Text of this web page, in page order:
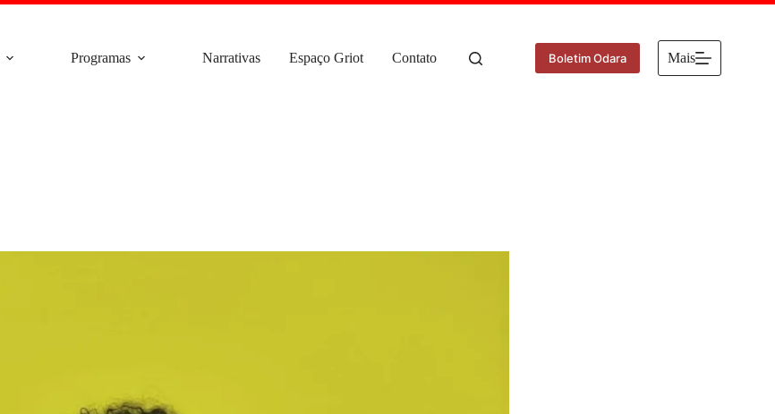
Programas Narrativas Espaço Griot Contato Boletim Odara Mais